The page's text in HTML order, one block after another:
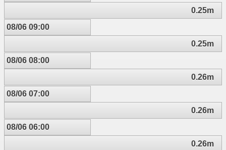
0.25m
08/06 09:00
0.25m
08/06 08:00
0.26m
08/06 07:00
0.26m
08/06 06:00
0.26m